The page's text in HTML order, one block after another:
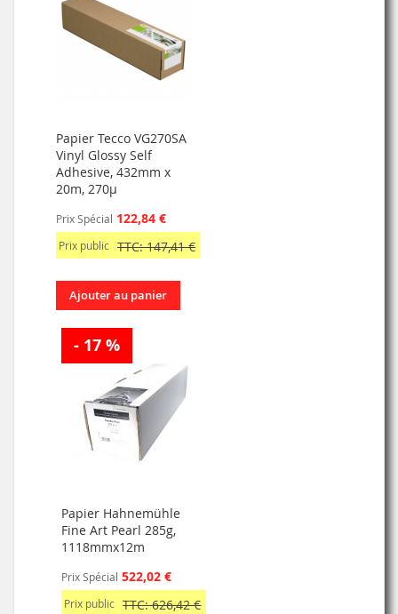
Papier Tecco VG270SA
Vinyl Glossy Self
Adhesive, 432mm x
20m, 270µ
Prix Spécial 122,84 €
Prix public TTC: 147,41 €
Ajouter au panier
- 17 %
Papier Hahnemühle
Fine Art Pearl 285g,
1118mmx12m
Prix Spécial 522,02 €
Prix public TTC: 626,42 €